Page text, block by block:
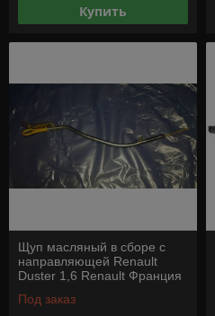
Купить
Щуп масляный в сборе с
направляющей Renault
Duster 1,6 Renault Франция
Под заказ